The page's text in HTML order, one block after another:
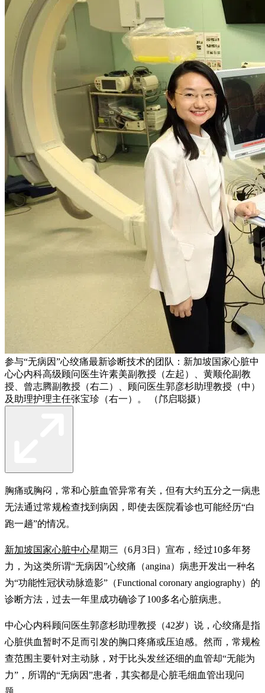
参与“无病因”心绞痛最新诊断技术的团队：新加坡国家心脏中
心心内科高级顾问医生许素美副教授（左起）、黄顺伦副教
授、曾志腾副教授（右二）、顾问医生郭彦杉助理教授（中）
及助理护理主任张宝珍（右一）。 （邝启聪摄）
胸痛或胸闷，常和心脏血管异常有关，但有大约五分之一病患
无法通过常规检查找到病因，即使去医院看诊也可能经历“白
跑一趟”的情况。
新加坡国家心脏中心星期三（6月3日）宣布，经过10多年努
力，为这类所谓“无病因”心绞痛（angina）病患开发出一种名
为“功能性冠状动脉造影”（Functional coronary angiography）的
诊断方法，过去一年里成功确诊了100多名心脏病患。
中心心内科顾问医生郭彦杉助理教授（42岁）说，心绞痛是指
心脏供血暂时不足而引发的胸口疼痛或压迫感。然而，常规检
查范围主要针对主动脉，对于比头发丝还细的血管却“无能为
力”，所谓的“无病因”患者，其实都是心脏毛细血管出现问